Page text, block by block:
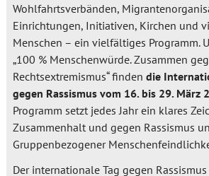
Wohlfahrtsverbänden,
Einrichtungen, Initiativen, Kirchen und
Menschen – ein vielfältiges Programm.
„100 % Menschenwürde. Zusammen
Rechtsextremismus“ finden die
gegen Rassismus vom 16. bis 29. März
Programm setzt jedes Jahr ein klares
Zusammenhalt und gegen Rassismus
Gruppenbezogener
Der internationale Tag gegen